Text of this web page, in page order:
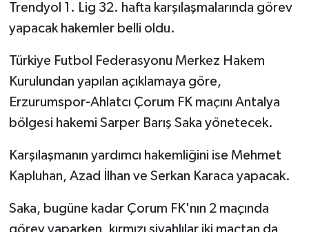
Trendyol 1. Lig 32. hafta karşılaşmalarında görev
yapacak hakemler belli oldu.
Türkiye Futbol Federasyonu Merkez Hakem
Kurulundan yapılan açıklamaya göre,
Erzurumspor-Ahlatcı Çorum FK maçını Antalya
bölgesi hakemi Sarper Barış Saka yönetecek.
Karşılaşmanın yardımcı hakemliğini ise Mehmet
Kapluhan, Azad İlhan ve Serkan Karaca yapacak.
Saka, bugüne kadar Çorum FK'nın 2 maçında